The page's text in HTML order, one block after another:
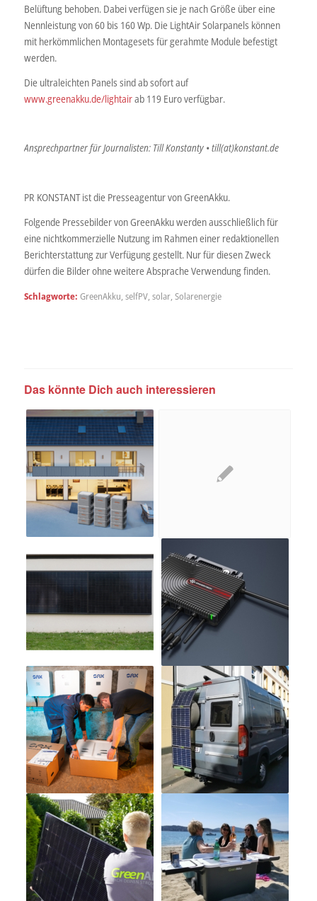
Belüftung behoben. Dabei verfügen sie je nach Größe über eine
Nennleistung von 60 bis 160 Wp. Die LightAir Solarpanels können
mit herkömmlichen Montagesets für gerahmte Module befestigt
werden.
Die ultraleichten Panels sind ab sofort auf
www.greenakku.de/lightairab 119 Euro verfügbar.
Ansprechpartner für Journalisten: Till Konstanty • till(at)konstant.de
PR KONSTANT ist die Presseagentur von GreenAkku.
Folgende Pressebilder von GreenAkku werden ausschließlich für
eine nichtkommerzielle Nutzung im Rahmen einer redaktionellen
Berichterstattung zur Verfügung gestellt. Nur für diesen Zweck
dürfen die Bilder ohne weitere Absprache Verwendung finden.
Schlagworte: GreenAkku, selfPV, solar, Solarenergie
Das könnte Dich auch interessieren